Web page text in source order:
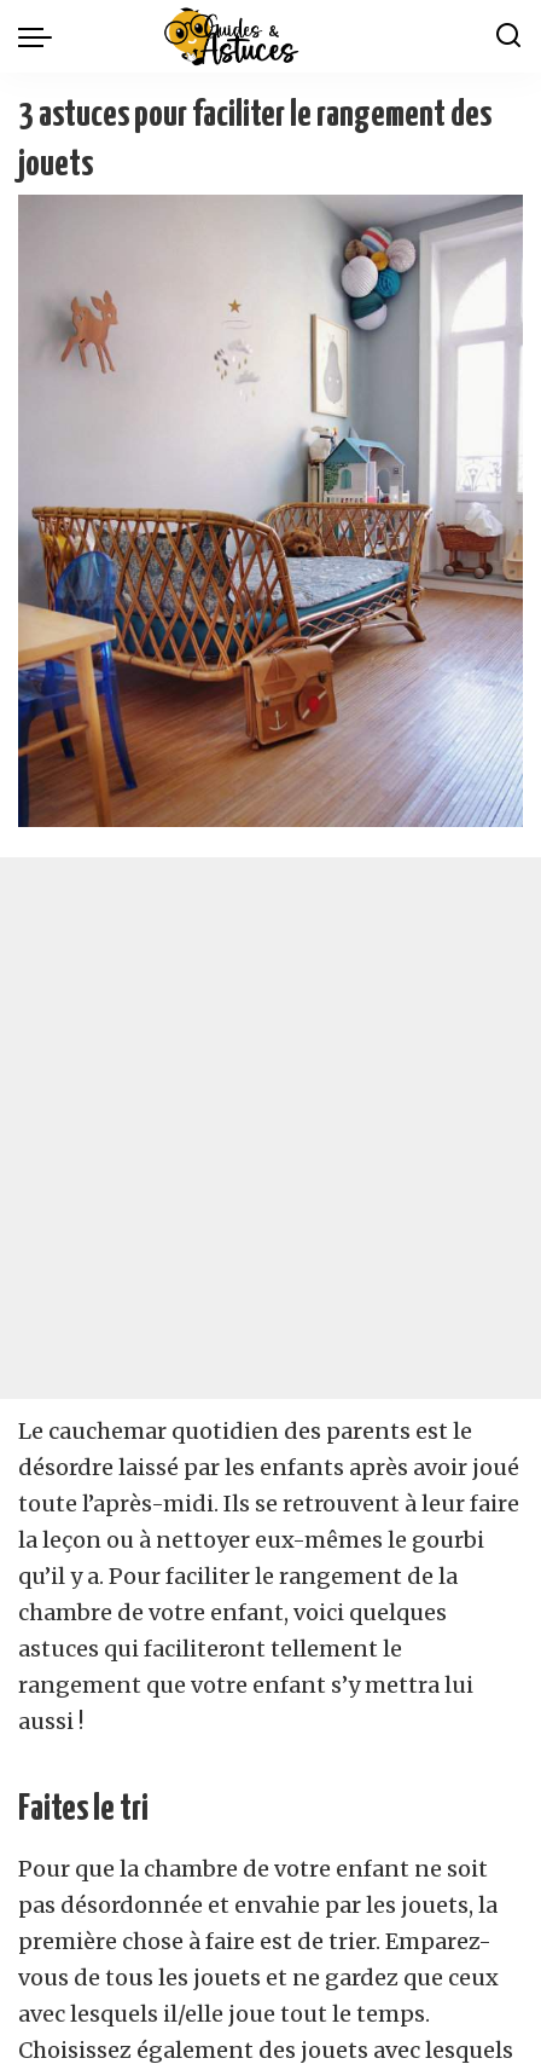
3 astuces pour faciliter le rangement des
jouets
Le cauchemar quotidien des parents est le
désordre laissé par les enfants après avoir joué
toute l’après-midi. Ils se retrouvent à leur faire
la leçon ou à nettoyer eux-mêmes le gourbi
qu’il y a. Pour faciliter le rangement de la
chambre de votre enfant, voici quelques
astuces qui faciliteront tellement le
rangement que votre enfant s’y mettra lui
aussi !
Faites le tri
Pour que la chambre de votre enfant ne soit
pas désordonnée et envahie par les jouets, la
première chose à faire est de trier. Emparez-
vous de tous les jouets et ne gardez que ceux
avec lesquels il/elle joue tout le temps.
Choisissez également des jouets avec lesquels